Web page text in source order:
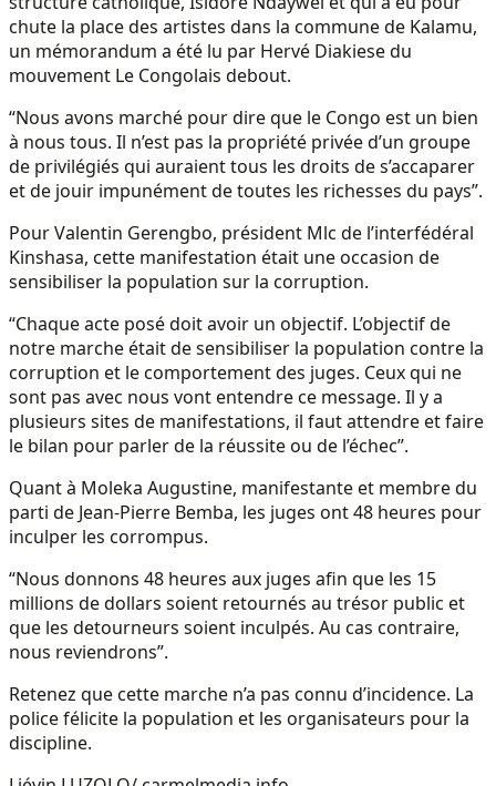
chute la place des artistes dans la commune de Kalamu,
un mémorandum a été lu par Hervé Diakiese du
mouvement Le Congolais debout.
“Nous avons marché pour dire que le Congo est un bien
à nous tous. Il n’est pas la propriété privée d’un groupe
de privilégiés qui auraient tous les droits de s’accaparer
et de jouir impunément de toutes les richesses du pays”.
Pour Valentin Gerengbo, président Mlc de l’interfédéral
Kinshasa, cette manifestation était une occasion de
sensibiliser la population sur la corruption.
“Chaque acte posé doit avoir un objectif. L’objectif de
notre marche était de sensibiliser la population contre la
corruption et le comportement des juges. Ceux qui ne
sont pas avec nous vont entendre ce message. Il y a
plusieurs sites de manifestations, il faut attendre et faire
le bilan pour parler de la réussite ou de l’échec”.
Quant à Moleka Augustine, manifestante et membre du
parti de Jean-Pierre Bemba, les juges ont 48 heures pour
inculper les corrompus.
“Nous donnons 48 heures aux juges afin que les 15
millions de dollars soient retournés au trésor public et
que les detourneurs soient inculpés. Au cas contraire,
nous reviendrons”.
Retenez que cette marche n’a pas connu d’incidence. La
police félicite la population et les organisateurs pour la
discipline.